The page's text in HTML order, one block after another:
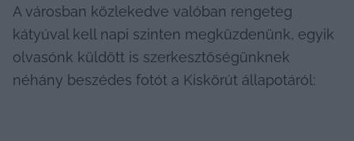
A városban közlekedve valóban rengeteg
kátyúval kell napi szinten megküzdenünk, egyik
olvasónk küldött is szerkesztőségünknek
néhány beszédes fotót a Kiskörút állapotáról: